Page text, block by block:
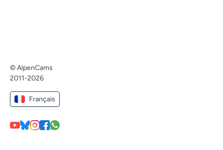
© AlpenCams
2011-2026
Français